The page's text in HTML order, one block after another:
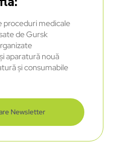
proceduri medicale
de Gursk
aparatură nouă
și consumabile
Newsletter